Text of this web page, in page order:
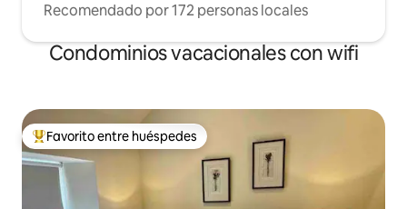
Recomendado por 172 personas locales
Condominios vacacionales con wifi
Favorito entre huéspedes preferido
Favorito entre huéspedes